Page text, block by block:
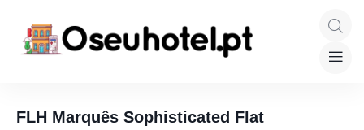
FLH Marquês Sophisticated Flat